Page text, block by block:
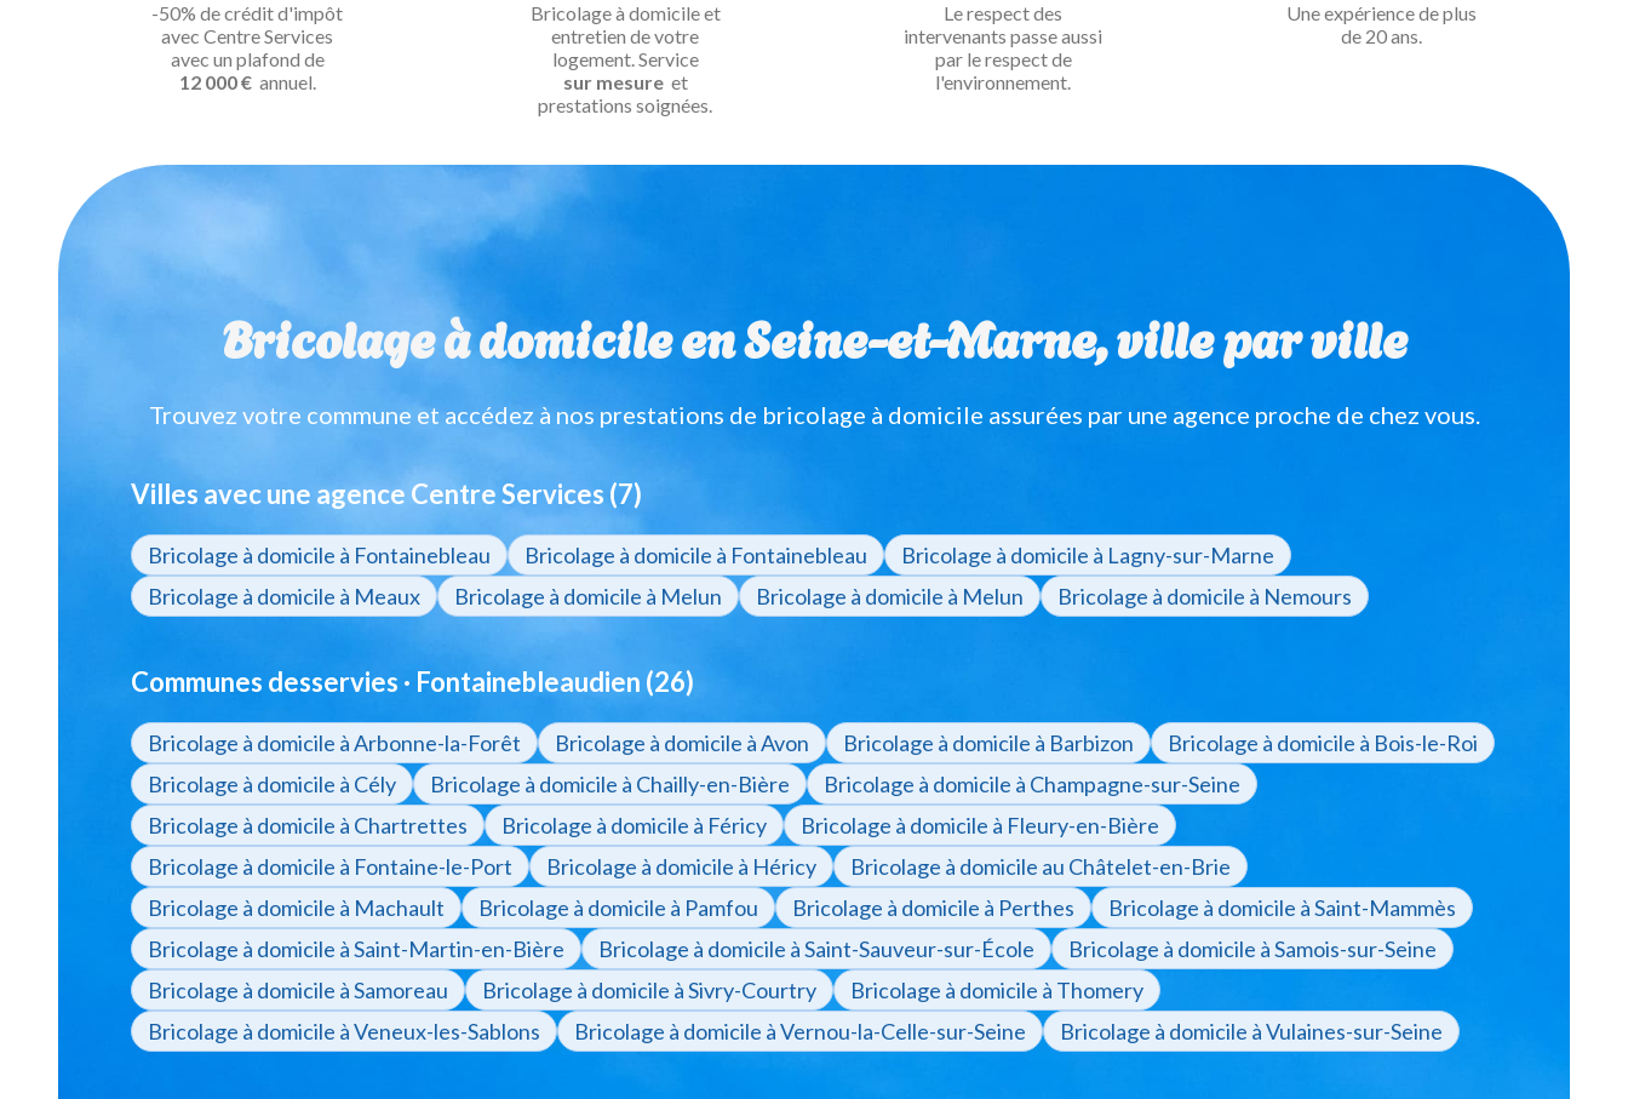
-50% de crédit d'impôt
avec Centre Services
avec un plafond de
12 000 € annuel.
Bricolage à domicile et
entretien de votre
logement. Service
sur mesure et
prestations soignées.
Le respect des
intervenants passe aussi
par le respect de
l'environnement.
Une expérience deplus
de 20 ans.
Bricolage à domicile en Seine-et-Marne, ville par ville
Trouvez votre commune et accédez à nos prestations de bricolage à domicile assurées par une agence proche de chez vous.
Villes avec une agence Centre Services (7)
Bricolage à domicile à Fontainebleau Bricolage à domicile à Fontainebleau
Bricolage à domicile à Lagny-sur-Marne
Bricolage à domicile à Meaux
Bricolage à domicile à Melun Bricolage à domicile à Melun Bricolage à domicile à Nemours
Communes desservies · Fontainebleaudien (26)
Bricolage à domicile à Arbonne-la-Forêt Bricolage à domicile à Avon Bricolage à domicile à Barbizon
Bricolage à domicile à Bois-le-Roi
Bricolage à domicile à Cély
Bricolage à domicile à Chailly-en-Bière
Bricolage à domicile à Champagne-sur-Seine
Bricolage à domicile à Chartrettes
Bricolage à domicile à Féricy
Bricolage à domicile à Fleury-en-Bière
Bricolage à domicile à Fontaine-le-Port
Bricolage à domicile à Héricy
Bricolage à domicile au Châtelet-en-Brie
Bricolage à domicile à Machault
Bricolage à domicile à Pamfou Bricolage à domicile à Perthes
Bricolage à domicile à Saint-Mammès
Bricolage à domicile à Saint-Martin-en-Bière
Bricolage à domicile à Saint-Sauveur-sur-École
Bricolage à domicile à Samois-sur-Seine
Bricolage à domicile à Samoreau
Bricolage à domicile à Sivry-Courtry
Bricolage à domicile à Thomery
Bricolage à domicile à Veneux-les-Sablons
Bricolage à domicile à Vernou-la-Celle-sur-Seine Bricolage à domicile à Vulaines-sur-Seine